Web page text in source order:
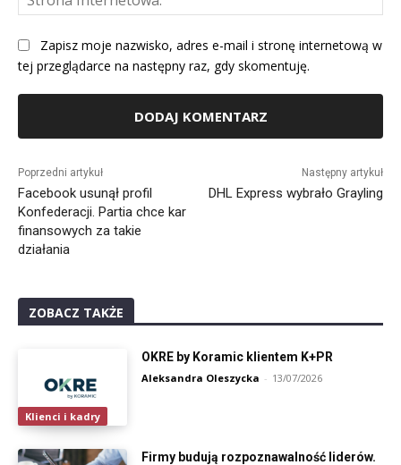
Zapisz moje nazwisko, adres e-mail i stronę internetową w
tej przeglądarce na następny raz, gdy skomentuję.
Poprzedni artykuł
Facebook usunął profil
Konfederacji. Partia chce kar
finansowych za takie
działania
Następny artykuł
DHL Express wybrało Grayling
ZOBACZ TAKŻE
Klienci i kadry
OKRE by Koramic klientem K+PR
Aleksandra Oleszycka - 13/07/2026
Firmy budują rozpoznawalność liderów.